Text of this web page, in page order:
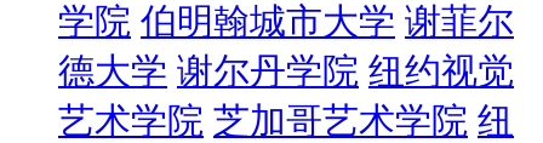
学院 伯明翰城市大学 谢菲尔
德大学 谢尔丹学院 纽约视觉
艺术学院 芝加哥艺术学院 纽